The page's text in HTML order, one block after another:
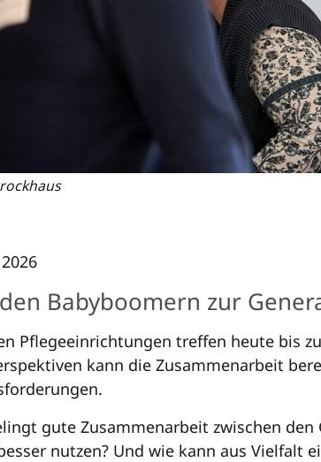
Babyboomern zur
Pflegeeinrichtungen treffen heute bis
kann die Zusammenarbeit
gute Zusammenarbeit zwischen
nutzen? Und wie kann aus Vielfalt